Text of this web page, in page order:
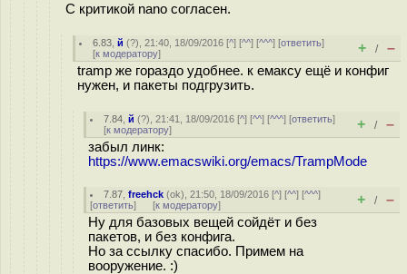
С критикой nano согласен.
6.83 ,й (?), 21:40, 18/09/2016 [^] [^^] [^^^] [ответить]
[к модератору] + / –
tramp же гораздо удобнее. к емаксу ещё и конфиг
нужен, и пакеты подгрузить.
7.84 ,й (?), 21:41, 18/09/2016 [^] [^^] [^^^] [ответить]
[к модератору] + / –
забыл линк:
https://www.emacswiki.org/emacs/TrampMode
7.87 ,freehck (ok), 21:50, 18/09/2016 [^] [^^] [^^^]
[ответить] [к модератору] + / –
Ну для базовых вещей сойдёт и без
пакетов, и без конфига.
Но за ссылку спасибо. Примем на
вооружение. :)